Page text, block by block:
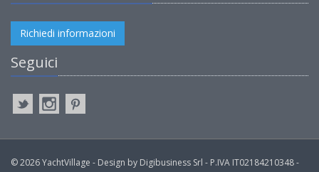
Richiedi informazioni
Seguici
© 2026 YachtVillage - Design by Digibusiness Srl - P.IVA IT02184210348 -